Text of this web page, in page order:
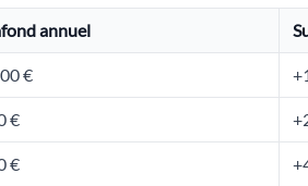
annuel
€
€
€